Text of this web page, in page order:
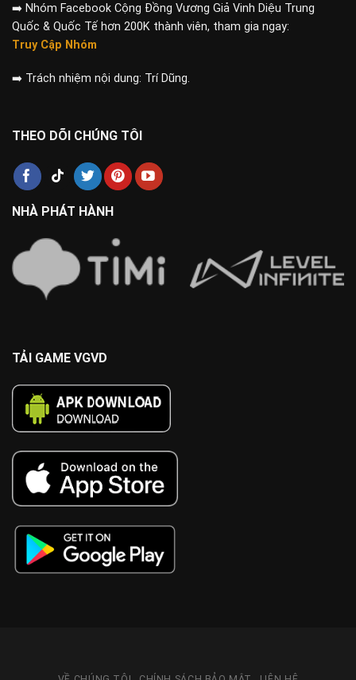
➡️ Nhóm Facebook Cộng Đồng Vương Giả Vinh Diệu Trung
Quốc & Quốc Tế hơn 200K thành viên, tham gia ngay:
Truy Cập Nhóm
➡️ Trách nhiệm nội dung: Trí Dũng.
THEO DÕI CHÚNG TÔI
NHÀ PHÁT HÀNH
TẢI GAME VGVD